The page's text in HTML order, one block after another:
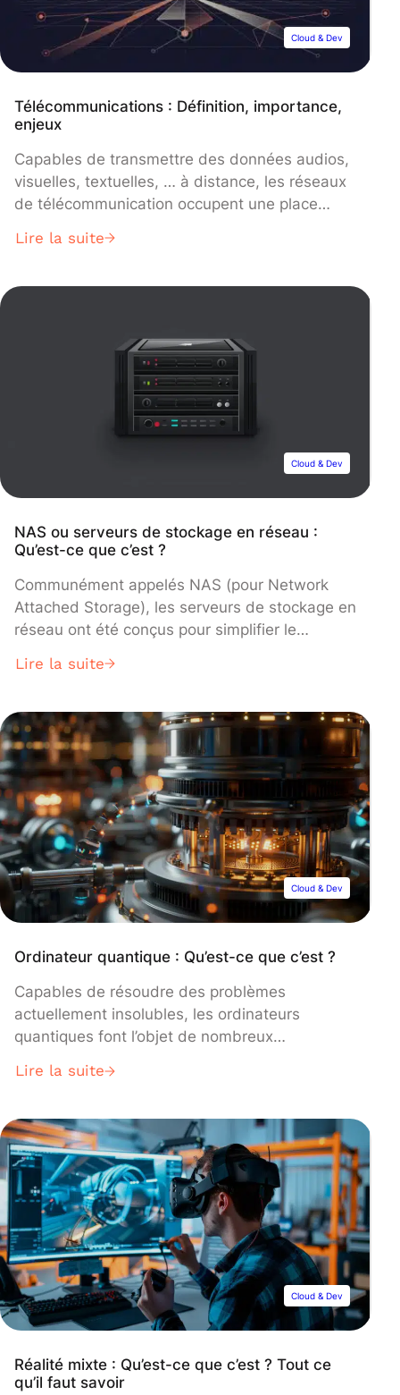
Cloud & Dev
Télécommunications : Définition, importance,
enjeux
Capables de transmettre des données audios,
visuelles, textuelles, … à distance, les réseaux
de télécommunication occupent une place
leur prédominance apporte aussi son lot de
champ d’application et les enjeux des
Lire la suite
Cloud & Dev
NAS ou serveurs de stockage en réseau :
Qu’est-ce que c’est ?
Communément appelés NAS (pour Network
Attached Storage), les serveurs de stockage en
réseau ont été conçus pour simplifier le
travers un réseau. Ils offrent des solutions pour
générées quotidiennement.
Lire la suite
Cloud & Dev
Ordinateur quantique : Qu’est-ce que c’est ?
Capables de résoudre des problèmes
actuellement insolubles, les ordinateurs
quantiques font l’objet de nombreux
des États ou des grandes entreprises fascinés
ne sont, à l’heure actuelle, pas encore en état
de fonctionnement. Alors, quelle est cette
technologie innovante ? Quels sont ses défis ?
Et ses promesses ? Décryptage.
Lire la suite
Cloud & Dev
Réalité mixte : Qu’est-ce que c’est ? Tout ce
qu’il faut savoir